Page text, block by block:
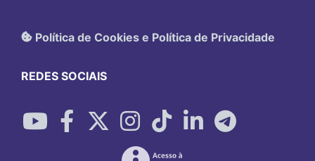
Política de Cookies e Política de Privacidade
REDES SOCIAIS